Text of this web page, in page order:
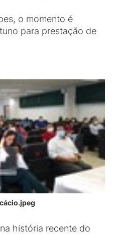
o momento é
para prestação de
história recente do